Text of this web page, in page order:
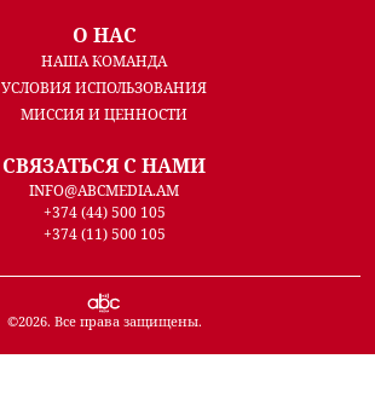
О НАС
НАША КОМАНДА
УСЛОВИЯ ИСПОЛЬЗОВАНИЯ
МИССИЯ И ЦЕННОСТИ
СВЯЗАТЬСЯ С НАМИ
INFO@ABCMEDIA.AM
+374 (44) 500 105
+374 (11) 500 105
©2026. Все права защищены.